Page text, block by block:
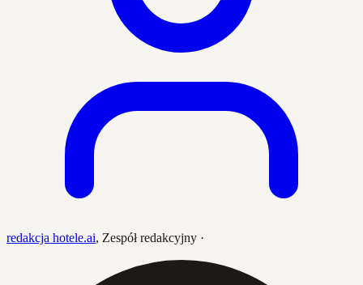
redakcja hotele.ai, Zespół redakcyjny ·